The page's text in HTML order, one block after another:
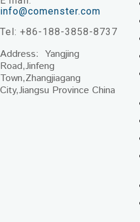
info@comenster.com
Tel: +86-188-3858-8737
Address: Yangjing
Road,Jinfeng
Town,Zhangjiagang
City,Jiangsu Province China